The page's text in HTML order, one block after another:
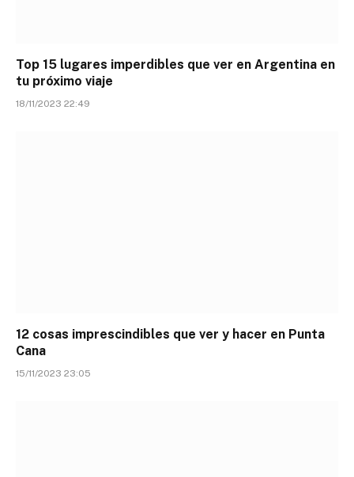
Top 15 lugares imperdibles que ver en Argentina en
tu próximo viaje
18/11/2023 22:49
12 cosas imprescindibles que ver y hacer en Punta
Cana
15/11/2023 23:05